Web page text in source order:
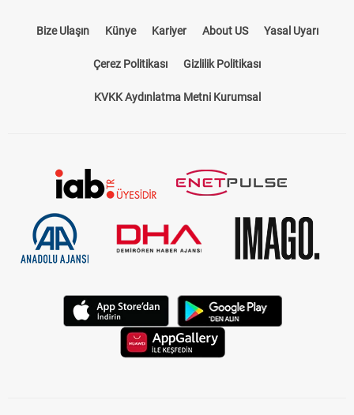
Bize Ulaşın Künye Kariyer About US Yasal Uyarı
Çerez Politikası Gizlilik Politikası
KVKK Aydınlatma Metni Kurumsal